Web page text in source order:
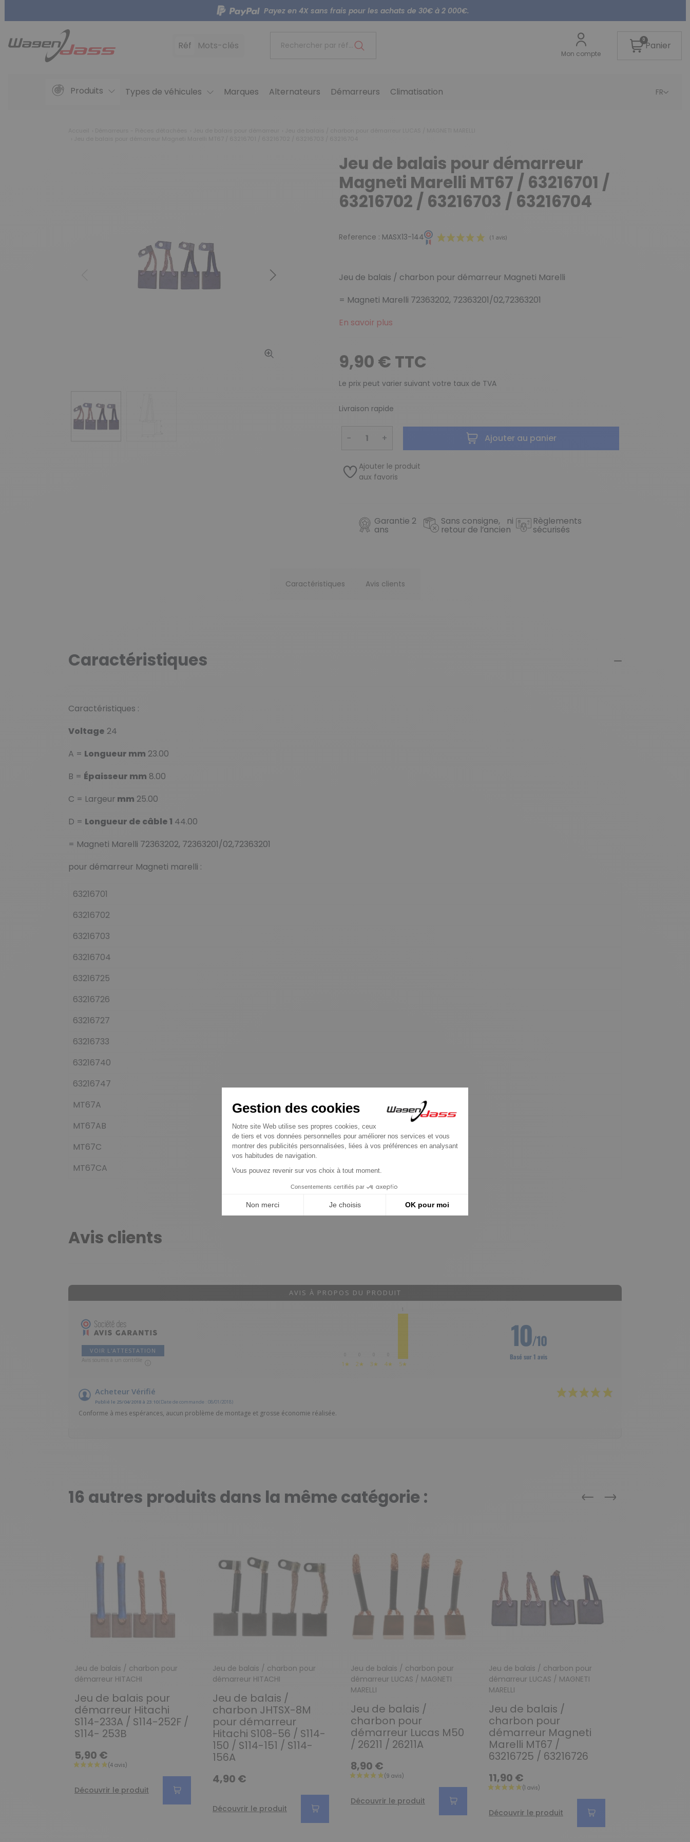
Payez en 4X sans frais pour les achats de 30€ à 2 000€.
Réf Mots-clés Rechercher par référence...
Mon compte
0Panier
Produits Types de véhicules Marques Alternateurs Démarreurs Climatisation FR
Précédent Suivant
Jeu de balais pour démarreur
Magneti Marelli MT67 / 63216701 /
63216702 / 63216703 / 63216704
Reference : MASX13-144
Jeu de balais / charbon pour démarreur Magneti Marelli
= Magneti Marelli 72363202, 72363201/02,72363201
En savoir plus
9,90 € TTC
Le prix peut varier suivant votre taux de TVA
Livraison rapide
− + Ajouter au panier
Ajouter le produit
aux favoris
Garantie 2
ans
Sans consigne, ni
retour de l’ancien
Règlements
sécurisés
Caractéristiques Avis clients
Caractéristiques
Caractéristiques :
Voltage 24
A = Longueur mm 23.00
B = Épaisseur mm 8.00
C = Largeur mm 25.00
D = Longueur de câble 1 44.00
= Magneti Marelli 72363202, 72363201/02,72363201
pour démarreur Magneti marelli :
63216701
63216702
63216703
63216704
63216725
63216726
63216727
63216733
63216740
63216747
MT67A
MT67AB
MT67C
MT67CA
Avis clients
AVIS À PROPOS DU PRODUIT
VOIR L'ATTESTATION
Avis soumis à un contrôle 1★ 2★ 3★ 4★
1
5★
10/10
Basé sur 1 avis
Acheteur Vérifié
Publié le 25/04/2018 à 23:10(Date de commande : 08/01/2018)
Conforme à mes espérances, aucun problème de montage et grosse économie réalisée.
16 autres produits dans la même catégorie : Précédent
Suivant
Jeu de balais / charbon pour
démarreur HITACHI
Jeu de balais pour
démarreur Hitachi
S114-233A / S114-252F /
S114- 253B
5,90 €
Découvrir le produit
Jeu de balais / charbon pour
démarreur HITACHI
Jeu de balais /
charbon JHTSX-8M
pour démarreur
Hitachi S108-56 / S114-
150 / S114-151 / S114-
156A
4,90 €
Découvrir le produit
Jeu de balais / charbon pour
démarreur LUCAS / MAGNETI
MARELLI
Jeu de balais /
charbon pour
démarreur Lucas M50
/ 26211 / 26211A
8,90 €
Découvrir le produit
Jeu de balais / charbon pour
démarreur LUCAS / MAGNETI
MARELLI
Jeu de balais /
charbon pour
démarreur Magneti
Marelli MT67 /
63216725 / 63216726
11,90 €
Découvrir le produit